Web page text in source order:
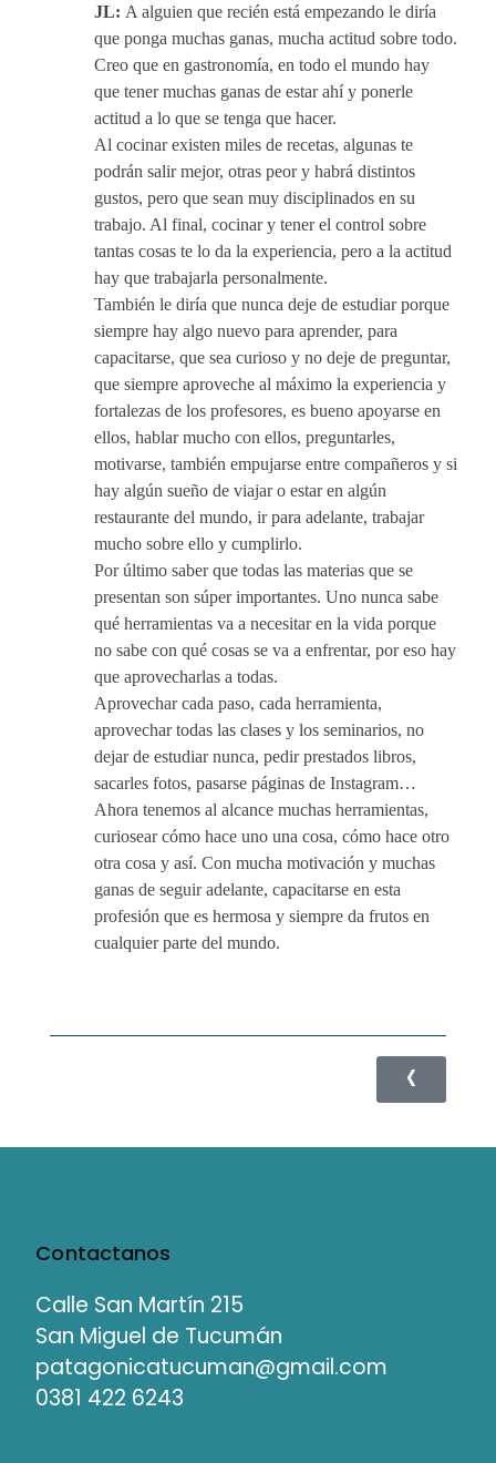
JL: A alguien que recién está empezando le diría
que ponga muchas ganas, mucha actitud sobre todo.
Creo que en gastronomía, en todo el mundo hay
que tener muchas ganas de estar ahí y ponerle
actitud a lo que se tenga que hacer.
Al cocinar existen miles de recetas, algunas te
podrán salir mejor, otras peor y habrá distintos
gustos, pero que sean muy disciplinados en su
trabajo. Al final, cocinar y tener el control sobre
tantas cosas te lo da la experiencia, pero a la actitud
hay que trabajarla personalmente.
También le diría que nunca deje de estudiar porque
siempre hay algo nuevo para aprender, para
capacitarse, que sea curioso y no deje de preguntar,
que siempre aproveche al máximo la experiencia y
fortalezas de los profesores, es bueno apoyarse en
ellos, hablar mucho con ellos, preguntarles,
motivarse, también empujarse entre compañeros y si
hay algún sueño de viajar o estar en algún
restaurante del mundo, ir para adelante, trabajar
mucho sobre ello y cumplirlo.
Por último saber que todas las materias que se
presentan son súper importantes. Uno nunca sabe
qué herramientas va a necesitar en la vida porque
no sabe con qué cosas se va a enfrentar, por eso hay
que aprovecharlas a todas.
Aprovechar cada paso, cada herramienta,
aprovechar todas las clases y los seminarios, no
dejar de estudiar nunca, pedir prestados libros,
sacarles fotos, pasarse páginas de Instagram…
Ahora tenemos al alcance muchas herramientas,
curiosear cómo hace uno una cosa, cómo hace otro
otra cosa y así. Con mucha motivación y muchas
ganas de seguir adelante, capacitarse en esta
profesión que es hermosa y siempre da frutos en
cualquier parte del mundo.
Contactanos
Calle San Martín 215
San Miguel de Tucumán
patagonicatucuman@gmail.com
0381 422 6243